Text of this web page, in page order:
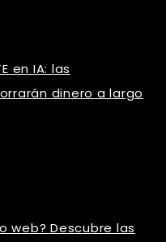
en IA: las
dinero a largo
web? Descubre las